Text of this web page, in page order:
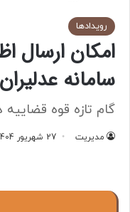
رویدادها
امکان ارسال
سامانه
گام تازه قوه
مدیریت 27 شهریور 1404